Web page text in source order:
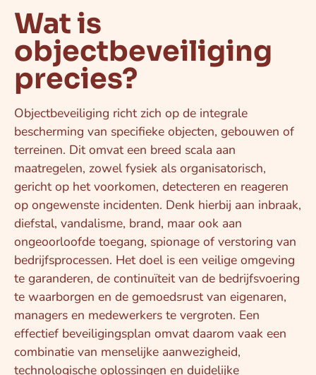
Wat is
objectbeveiliging
precies?
Objectbeveiliging richt zich op de integrale
bescherming van specifieke objecten, gebouwen of
terreinen. Dit omvat een breed scala aan
maatregelen, zowel fysiek als organisatorisch,
gericht op het voorkomen, detecteren en reageren
op ongewenste incidenten. Denk hierbij aan inbraak,
diefstal, vandalisme, brand, maar ook aan
ongeoorloofde toegang, spionage of verstoring van
bedrijfsprocessen. Het doel is een veilige omgeving
te garanderen, de continuïteit van de bedrijfsvoering
te waarborgen en de gemoedsrust van eigenaren,
managers en medewerkers te vergroten. Een
effectief beveiligingsplan omvat daarom vaak een
combinatie van menselijke aanwezigheid,
technologische oplossingen en duidelijke